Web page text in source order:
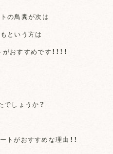
の鳥糞が次は
という方は
おすすめです！！！！
でしょうか？
がおすすめな理由！！